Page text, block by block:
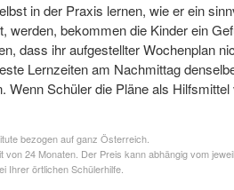
in der Praxis lernen, wie er ein
bekommen die Kinder ein
dass ihr aufgestellter Wochenplan
Lernzeiten am Nachmittag
Schüler die Pläne als
bezogen auf ganz Österreich.
24 Monaten. Der Preis kann abhängig vom
Ihrer örtlichen Schülerhilfe.